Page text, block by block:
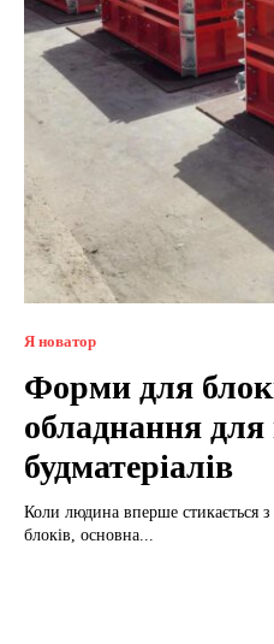
Я новатор
Форми для
обладнання
будматеріалів
Коли людина вперше стикається
блоків, основна...